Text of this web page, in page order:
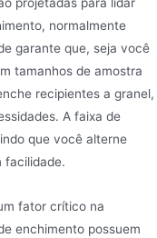
normalmente
garante que, seja você
tamanhos de amostra
recipientes a granel,
A faixa de
que você alterne
facilidade.
fator crítico na
enchimento possuem